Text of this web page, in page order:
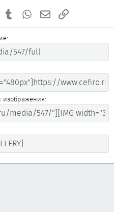
PinterestTumblr WhatsAppЭлектронная почта
Ссылка
изображения